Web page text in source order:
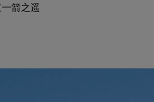
箭之遥